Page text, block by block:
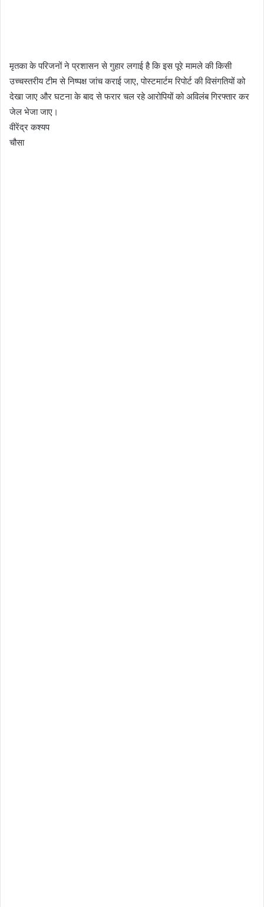
मृतका के परिजनों ने प्रशासन से गुहार लगाई है कि इस पूरे मामले की किसी
उच्चस्तरीय टीम से निष्पक्ष जांच कराई जाए, पोस्टमार्टम रिपोर्ट की विसंगतियों को
देखा जाए और घटना के बाद से फरार चल रहे आरोपियों को अविलंब गिरफ्तार कर
जेल भेजा जाए।
वीरेंद्र कश्यप
चौसा